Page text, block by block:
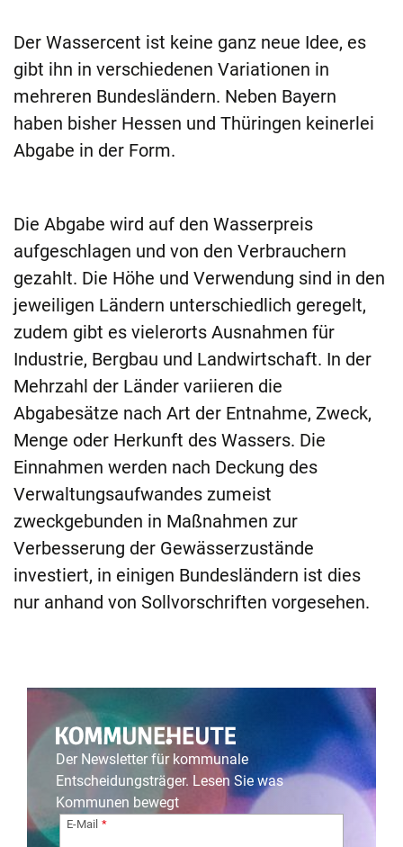
Der Wassercent ist keine ganz neue Idee, es
gibt ihn in verschiedenen Variationen in
mehreren Bundesländern. Neben Bayern
haben bisher Hessen und Thüringen keinerlei
Abgabe in der Form.
Die Abgabe wird auf den Wasserpreis
aufgeschlagen und von den Verbrauchern
gezahlt. Die Höhe und Verwendung sind in den
jeweiligen Ländern unterschiedlich geregelt,
zudem gibt es vielerorts Ausnahmen für
Industrie, Bergbau und Landwirtschaft. In der
Mehrzahl der Länder variieren die
Abgabesätze nach Art der Entnahme, Zweck,
Menge oder Herkunft des Wassers. Die
Einnahmen werden nach Deckung des
Verwaltungsaufwandes zumeist
zweckgebunden in Maßnahmen zur
Verbesserung der Gewässerzustände
investiert, in einigen Bundesländern ist dies
nur anhand von Sollvorschriften vorgesehen.
Der Newsletter für kommunale
Entscheidungsträger. Lesen Sie was
Kommunen bewegt
E-Mail